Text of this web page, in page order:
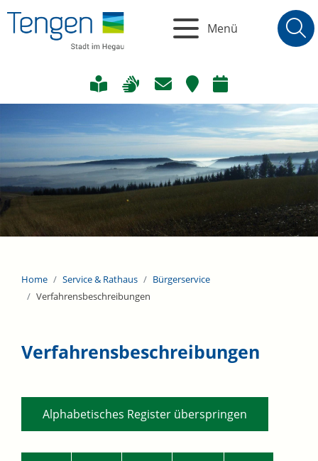
Menü
Home Service & Rathaus
Bürgerservice
Verfahrensbeschreibungen
Verfahrensbeschreibungen
Alphabetisches Register überspringen